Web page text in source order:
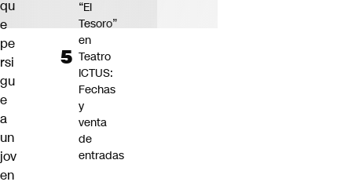
qu
e
pe
rsi
gu
e
a
un
jov
en
“El
Tesoro”
en
Teatro
ICTUS:
Fechas
y
venta
de
entradas